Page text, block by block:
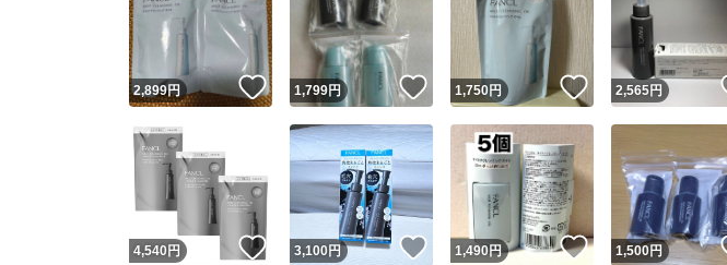
2,899円 いいね！
1,799円 いいね！
1,750円 いいね！
2,565円
4,540 円 いいね！
3,100円 いいね！
1,490円 いいね！
1,500円